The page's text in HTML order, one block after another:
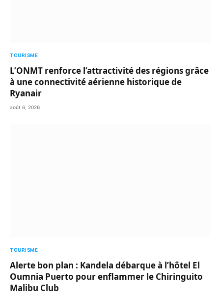
TOURISME
L’ONMT renforce l’attractivité des régions grâce
à une connectivité aérienne historique de
Ryanair
août 6, 2026
TOURISME
Alerte bon plan : Kandela débarque à l’hôtel El
Oumnia Puerto pour enflammer le Chiringuito
Malibu Club